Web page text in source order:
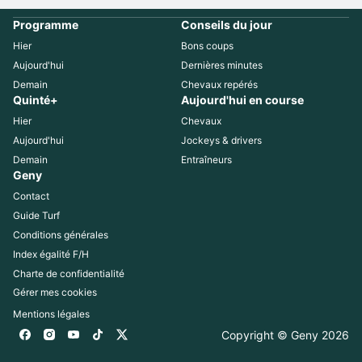
Programme
Hier
Aujourd'hui
Demain
Conseils du jour
Bons coups
Dernières minutes
Chevaux repérés
Quinté+
Hier
Aujourd'hui
Demain
Aujourd'hui en course
Chevaux
Jockeys & drivers
Entraîneurs
Geny
Contact
Guide Turf
Conditions générales
Index égalité F/H
Charte de confidentialité
Gérer mes cookies
Mentions légales
Copyright © Geny 2026